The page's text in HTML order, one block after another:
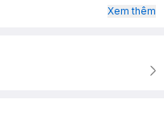
Xem thêm